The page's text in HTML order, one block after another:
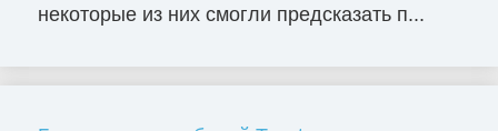
некоторые из них смогли предсказать п...